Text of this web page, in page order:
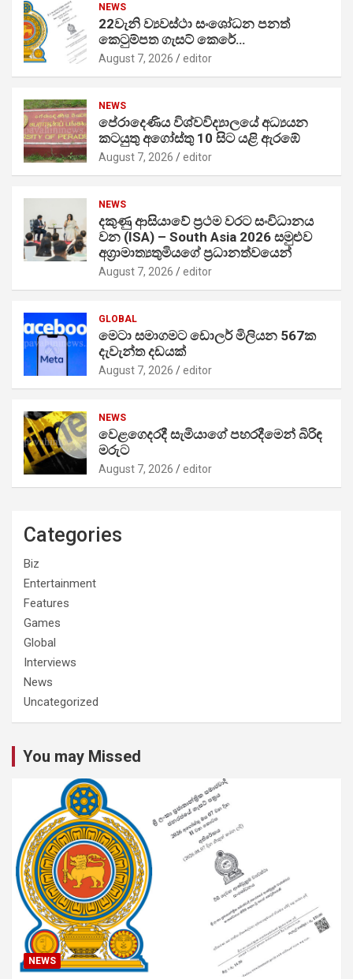
NEWS
22වැනි ව්‍යවස්ථා සංශෝධන පනත්
කෙටුම්පත ගැසට් කෙරේ…
August 7, 2026 editor
NEWS
පේරාදෙණිය විශ්වවිද්‍යාලයේ අධ්‍යයන
කටයුතු අගෝස්තු 10 සිට යළි ඇරඹේ
August 7, 2026 editor
NEWS
දකුණු ආසියාවේ ප්‍රථම වරට සංවිධානය
වන (ISA) – South Asia 2026 සමුළුව
අග්‍රාමාත්‍යතුමියගේ ප්‍රධානත්වයෙන්
August 7, 2026 editor
GLOBAL
මෙටා සමාගමට ඩොලර් මිලියන 567ක
දැවැන්ත දඩයක්
August 7, 2026 editor
NEWS
වෙළගෙදරදී සැමියාගේ පහරදීමෙන් බිරිඳ
මරුට
August 7, 2026 editor
Categories
Biz
Entertainment
Features
Games
Global
Interviews
News
Uncategorized
You may Missed
NEWS